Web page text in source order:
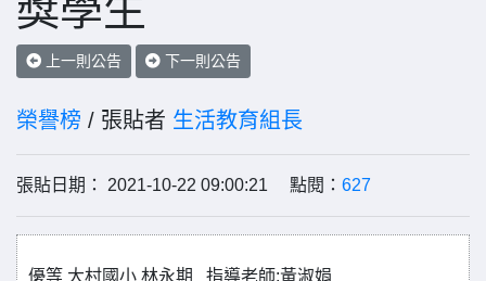
獎學生
上一則公告 下一則公告
榮譽榜 / 張貼者 生活教育組長
張貼日期： 2021-10-22 09:00:21 點閱： 627
優等 大村國小 林永期 指導老師:黃淑娟